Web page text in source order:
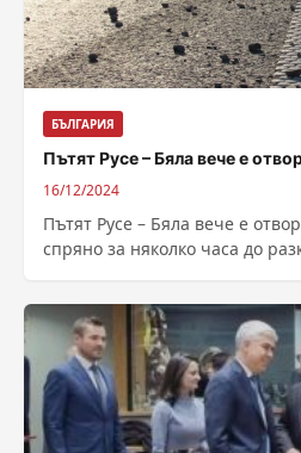
БЪЛГАРИЯ
Пътят Русе – Бяла вече е
16/12/2024
Пътят Русе – Бяла вече е
спряно за няколко часа до